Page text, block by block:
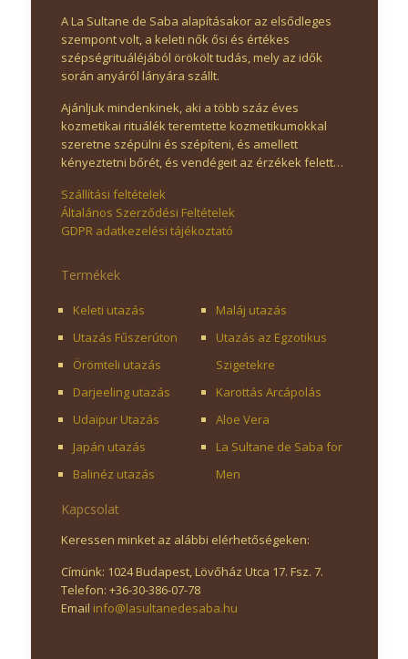
A La Sultane de Saba alapításakor az elsődleges
szempont volt, a keleti nők ősi és értékes
szépségrituáléjából örökölt tudás, mely az idők
során anyáról lányára szállt.
Ajánljuk mindenkinek, aki a több száz éves
kozmetikai rituálék teremtette kozmetikumokkal
szeretne szépülni és szépíteni, és amellett
kényeztetni bőrét, és vendégeit az érzékek felett…
Szállítási feltételek
Általános Szerződési Feltételek
GDPR adatkezelési tájékoztató
Termékek
Keleti utazás
Utazás Fűszerúton
Örömteli utazás
Darjeeling utazás
Udaïpur Utazás
Japán utazás
Balinéz utazás
Maláj utazás
Utazás az Egzotikus
Szigetekre
Karottás Arcápolás
Aloe Vera
La Sultane de Saba for
Men
Kapcsolat
Keressen minket az alábbi elérhetőségeken:
Címünk: 1024 Budapest, Lövőház Utca 17. Fsz. 7.
Telefon: +36-30-386-07-78
Email info@lasultanedesaba.hu